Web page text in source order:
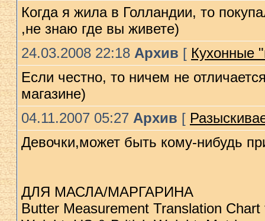
Когда я жила в Голландии, то
,не знаю где вы живете)
24.03.2008 22:18 Архив [ Кухонные
Если честно, то ничем не
магазине)
04.11.2007 05:27 Архив [
Девочки,может быть кому-нибудь
ДЛЯ МАСЛА/МАРГАРИНА
Butter Measurement Translation